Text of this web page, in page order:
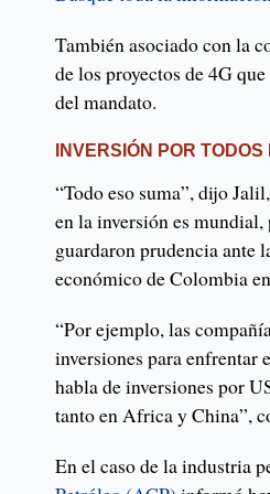
También asociado con la
de los proyectos de 4G
del mandato.
INVERSIÓN POR
“Todo eso suma”, dijo
en la inversión es
guardaron prudencia ante
económico de Colombia
“Por ejemplo, las
inversiones para enfrentar
habla de inversiones por
tanto en Africa y China”,
En el caso de la industria